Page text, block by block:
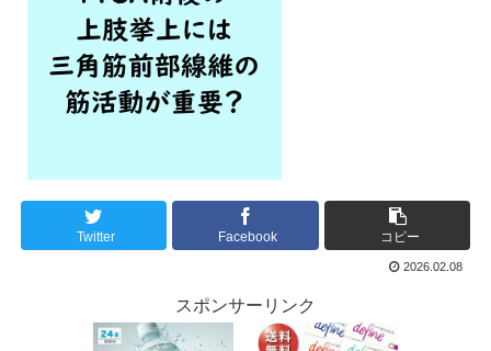
Twitter Facebook コピー
2026.02.08
スポンサーリンク